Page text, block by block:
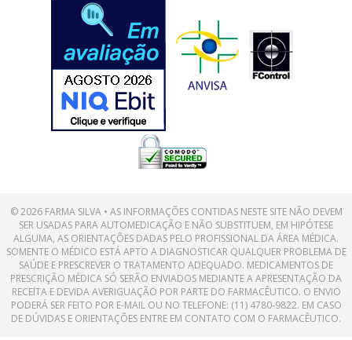
© 2026 FARMA SILVA • AS INFORMAÇÕES CONTIDAS NESTE SITE NÃO DEVEM
SER USADAS PARA AUTOMEDICAÇÃO E NÃO SUBSTITUEM, EM HIPÓTESE
ALGUMA, AS ORIENTAÇÕES DADAS PELO PROFISSIONAL DA ÁREA MÉDICA.
SOMENTE O MÉDICO ESTÁ APTO A DIAGNOSTICAR QUALQUER PROBLEMA DE
SAÚDE E PRESCREVER O TRATAMENTO ADEQUADO. MEDICAMENTOS DE
PRESCRIÇÃO MÉDICA SÓ SERÃO ENVIADOS MEDIANTE A APRESENTAÇÃO DA
RECEITA E DEVIDA AVERIGUAÇÃO POR PARTE DO FARMACÊUTICO. O ENVIO
PODERÁ SER FEITO POR E-MAIL OU NO TELEFONE: (11) 4780-9822. EM CASO
DE DÚVIDAS E ORIENTAÇÕES ENTRE EM CONTATO COM O FARMACÊUTICO.